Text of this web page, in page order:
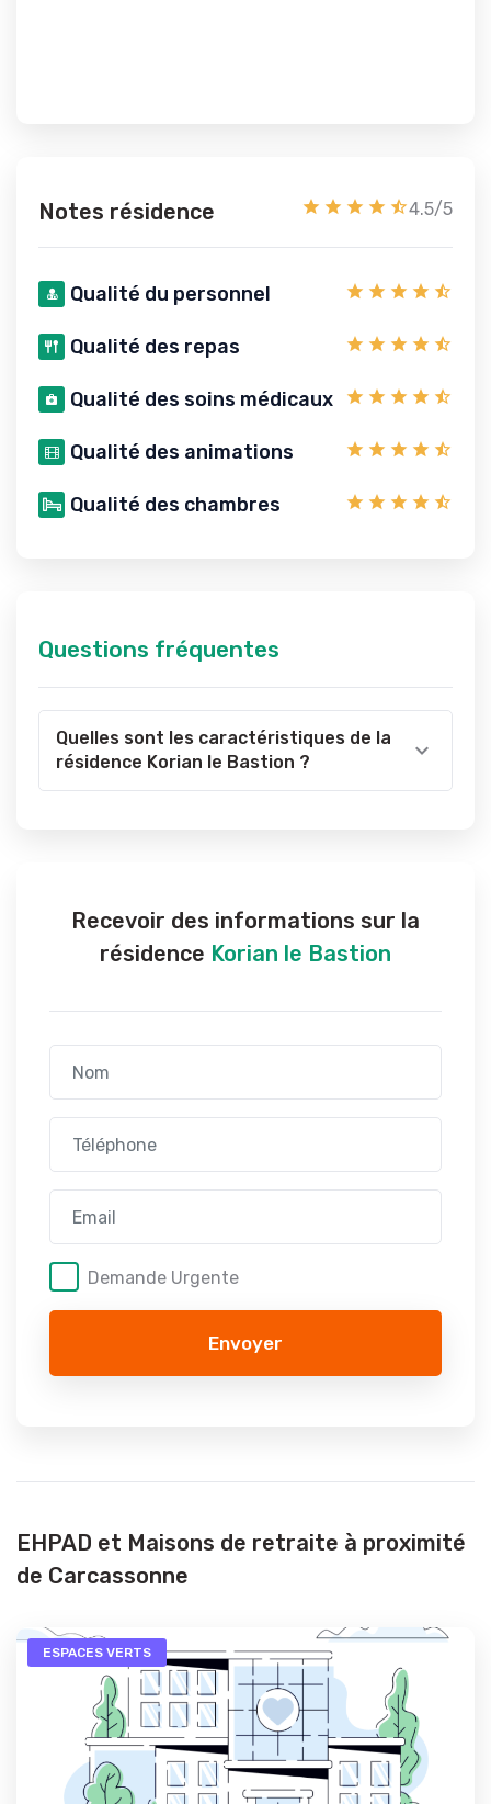
Notes résidence 4.5/5
Qualité du personnel
Qualité des repas
Qualité des soins médicaux
Qualité des animations
Qualité des chambres
Questions fréquentes
Quelles sont les caractéristiques de la
résidence Korian le Bastion ?
Recevoir des informations sur la
résidence Korian le Bastion
Demande Urgente
Envoyer
EHPAD et Maisons de retraite à proximité
de Carcassonne
ESPACES VERTS